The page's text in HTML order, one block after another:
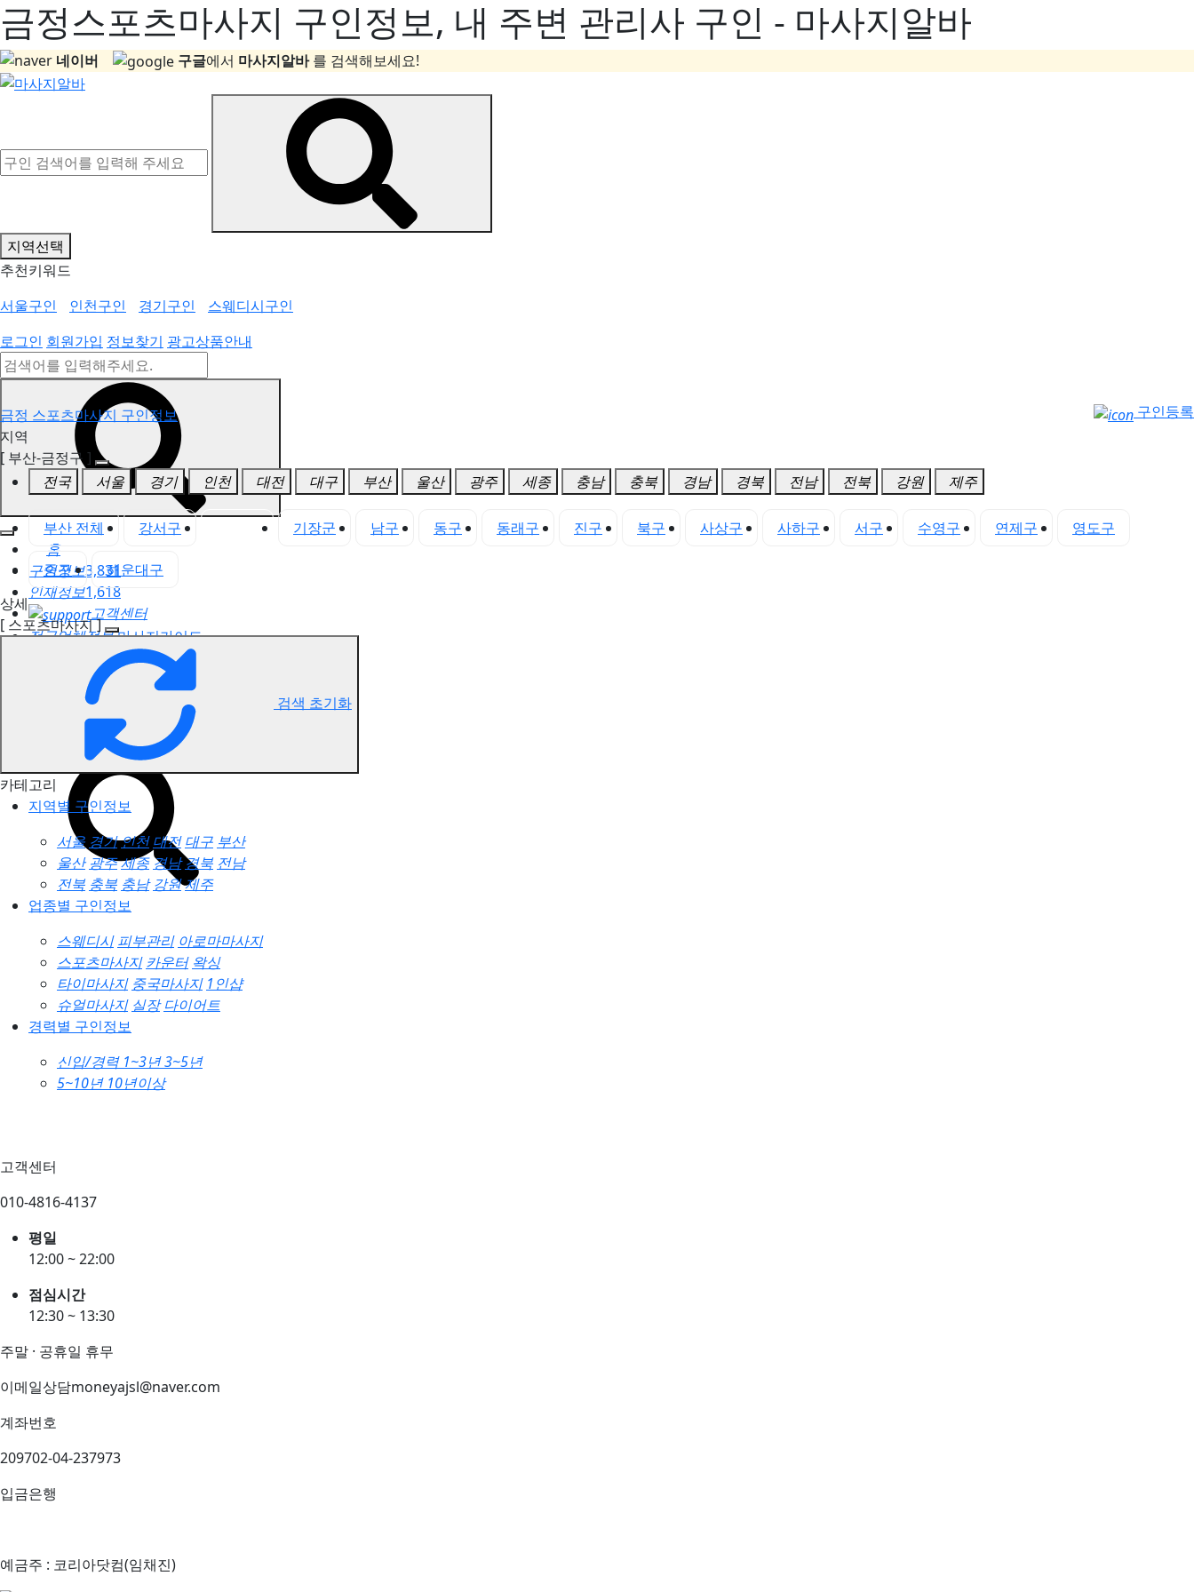
금정스포츠마사지 구인정보, 내 주변 관리사 구인 - 마사지알바
네이버 구글에서 마사지알바를 검색해보세요!
지역선택
추천키워드
서울구인
인천구인 경기구인
스웨디시구인
로그인 회원가입 정보찾기 광고상품안내
홈
구인정보3,831
인재정보1,618
고객센터
전국업체정보마사지가이드
업체 서비스 관리
개인 서비스 관리
금정 스포츠마사지 구인정보
금정 스포츠마사지 구인정보
구인등록
지역
[ 부산-금정구 ]
전국
서울 경기 인천 대전 대구 부산 울산 광주 세종 충남 충북 경남 경북 전남 전북 강원 제주
부산 전체 강서구 기장군 남구 동구 동래구 진구 북구 사상구 사하구 서구 수영구 연제구 영도구
중구
해운대구
상세
[ 스포츠마사지 ]
검색 초기화
카테고리
지역별 구인정보
서울 경기인천 대전 대구 부산
울산 광주세종 경남경북 전남
전북 충북 충남 강원제주
업종별 구인정보
스웨디시 피부관리 아로마마사지
스포츠마사지 카운터 왁싱
타이마사지 중국마사지 1인샵
슈얼마사지 실장 다이어트
경력별 구인정보
신입/경력 1~3년3~5년
5~10년 10년이상
고객센터
010-4816-4137
평일
12:00 ~ 22:00
점심시간
12:30 ~ 13:30
주말 · 공휴일 휴무
이메일상담moneyajsl@naver.com
계좌번호
209702-04-237973
입금은행
예금주 : 코리아닷컴(임채진)